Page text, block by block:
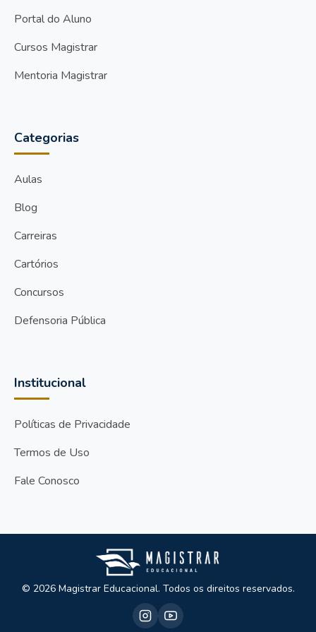
Portal do Aluno
Cursos Magistrar
Mentoria Magistrar
Categorias
Aulas
Blog
Carreiras
Cartórios
Concursos
Defensoria Pública
Institucional
Políticas de Privacidade
Termos de Uso
Fale Conosco
© 2026 Magistrar Educacional. Todos os direitos reservados.